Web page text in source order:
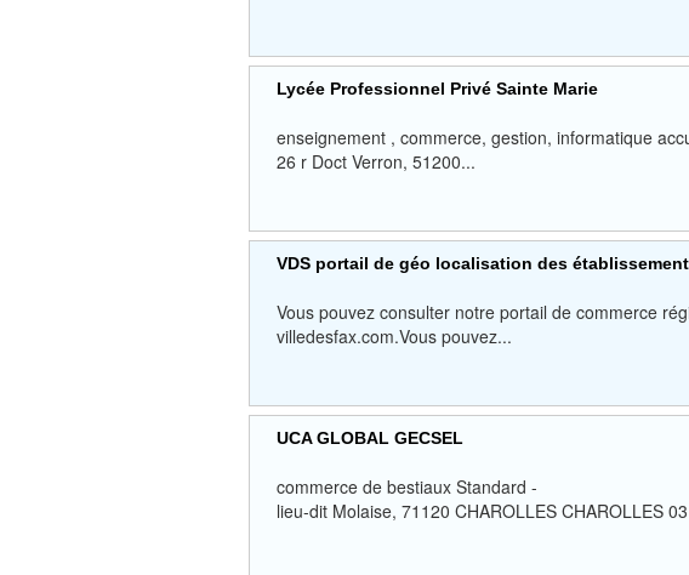
Lycée Professionnel Privé Sainte Marie
enseignement , commerce, gestion, informatique
26 r Doct Verron, 51200...
VDS portail de géo localisation des
Vous pouvez consulter notre portail de commerce
villedesfax.com.Vous pouvez...
UCA GLOBAL GECSEL
commerce de bestiaux Standard -
lieu-dit Molaise, 71120 CHAROLLES CHAROLLES